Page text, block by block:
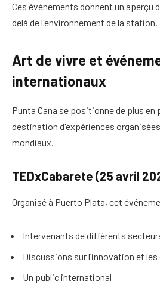
Ces événements donnent un aperçu
delà de l'environnement de la station.
Art de vivre et
internationaux
Punta Cana se positionne de plus en
destination d'expériences
mondiaux.
TEDxCabarete (25 avril
Organisé à Puerto Plata, cet
Intervenants de différents
Discussions sur l’innovation et
Un public international